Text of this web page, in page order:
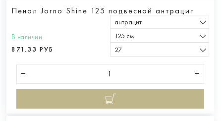
Пенал Jorno Shine 125 подвесной антрацит
В наличии
871.33 РУБ
антрацит
125 см
27